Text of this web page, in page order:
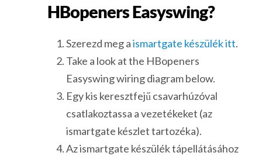
HBopeners Easyswing?
Szerezd meg aismartgate készülék itt.
Take a look at the HBopeners
Easyswing wiring diagram below.
Egy kis keresztfejű csavarhúzóval
csatlakoztassa a vezetékeket (az
ismartgate készlet tartozéka).
Az ismartgate készülék tápellátásához